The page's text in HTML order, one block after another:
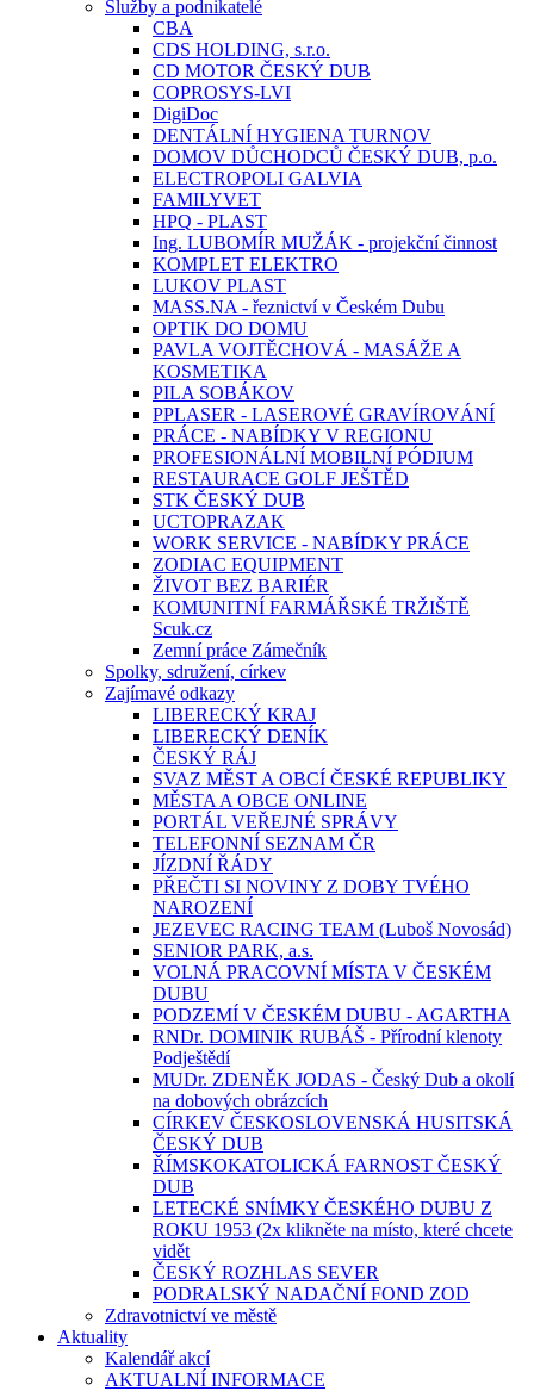
Služby a podnikatelé
CBA
CDS HOLDING, s.r.o.
CD MOTOR ČESKÝ DUB
COPROSYS-LVI
DigiDoc
DENTÁLNÍ HYGIENA TURNOV
DOMOV DŮCHODCŮ ČESKÝ DUB, p.o.
ELECTROPOLI GALVIA
FAMILYVET
HPQ - PLAST
Ing. LUBOMÍR MUŽÁK - projekční činnost
KOMPLET ELEKTRO
LUKOV PLAST
MASS.NA - řeznictví v Českém Dubu
OPTIK DO DOMU
PAVLA VOJTĚCHOVÁ - MASÁŽE A
KOSMETIKA
PILA SOBÁKOV
PPLASER - LASEROVÉ GRAVÍROVÁNÍ
PRÁCE - NABÍDKY V REGIONU
PROFESIONÁLNÍ MOBILNÍ PÓDIUM
RESTAURACE GOLF JEŠTĚD
STK ČESKÝ DUB
UCTOPRAZAK
WORK SERVICE - NABÍDKY PRÁCE
ZODIAC EQUIPMENT
ŽIVOT BEZ BARIÉR
KOMUNITNÍ FARMÁŘSKÉ TRŽIŠTĚ
Scuk.cz
Zemní práce Zámečník
Spolky, sdružení, církev
Zajímavé odkazy
LIBERECKÝ KRAJ
LIBERECKÝ DENÍK
ČESKÝ RÁJ
SVAZ MĚST A OBCÍ ČESKÉ REPUBLIKY
MĚSTA A OBCE ONLINE
PORTÁL VEŘEJNÉ SPRÁVY
TELEFONNÍ SEZNAM ČR
JÍZDNÍ ŘÁDY
PŘEČTI SI NOVINY Z DOBY TVÉHO
NAROZENÍ
JEZEVEC RACING TEAM (Luboš Novosád)
SENIOR PARK, a.s.
VOLNÁ PRACOVNÍ MÍSTA V ČESKÉM
DUBU
PODZEMÍ V ČESKÉM DUBU - AGARTHA
RNDr. DOMINIK RUBÁŠ - Přírodní klenoty
Podještědí
MUDr. ZDENĚK JODAS - Český Dub a okolí
na dobových obrázcích
CÍRKEV ČESKOSLOVENSKÁ HUSITSKÁ
ČESKÝ DUB
ŘÍMSKOKATOLICKÁ FARNOST ČESKÝ
DUB
LETECKÉ SNÍMKY ČESKÉHO DUBU Z
ROKU 1953 (2x klikněte na místo, které chcete
vidět
ČESKÝ ROZHLAS SEVER
PODRALSKÝ NADAČNÍ FOND ZOD
Zdravotnictví ve městě
Aktuality
Kalendář akcí
AKTUALNÍ INFORMACE